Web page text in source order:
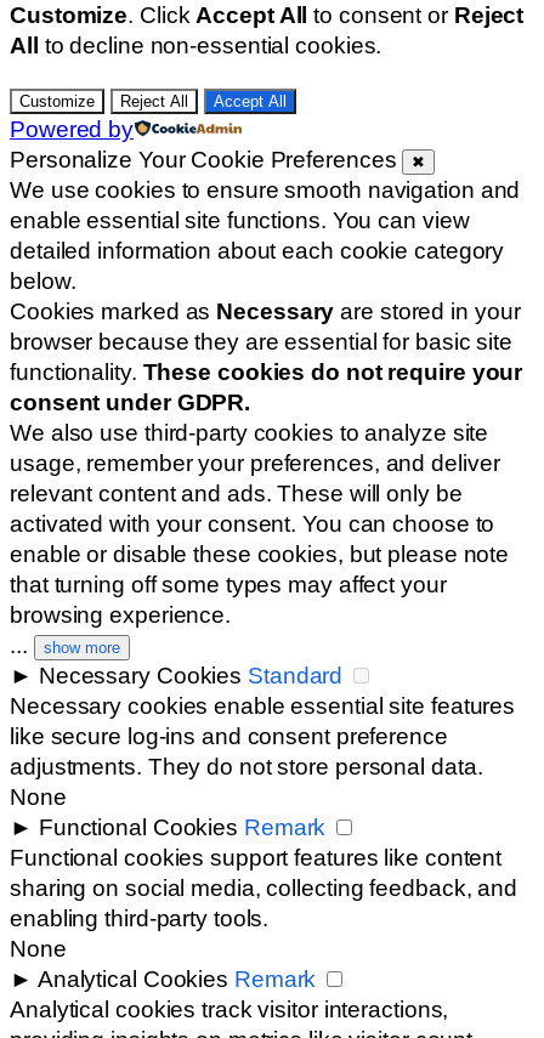
Customize. ClickAccept All to consent or Reject
All
to decline non-essential cookies.
Customize Reject All Accept All
Powered by
Personalize Your Cookie Preferences
✖
We use cookies to ensure smooth navigation and
enable essential site functions. You can view
detailed information about each cookie category
below.
Cookies marked as Necessary are stored in your
browser because they are essential for basic site
functionality. These cookies do not require your
consent under GDPR.
We also use third-party cookies to analyze site
usage, remember your preferences, and deliver
relevant content and ads. These will only be
activated with your consent. You can choose to
enable or disable these cookies, but please note
that turning off some types may affect your
browsing experience.
...
show more
► Necessary Cookies Standard
Necessary cookies enable essential site features
like secure log-ins and consent preference
adjustments. They do not store personal data.
None
► Functional Cookies Remark
Functional cookies support features like content
sharing on social media, collecting feedback, and
enabling third-party tools.
None
► Analytical Cookies Remark
Analytical cookies track visitor interactions,